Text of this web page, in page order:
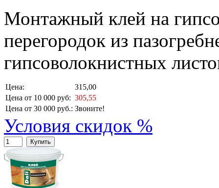
Монтажный клей на
перегородок из
гипсоволокнистных
Цена:
315,00
Цена от 10 000 руб: 305,55
Цена от 30 000 руб.: Звоните!
Условия скидок %
Купить